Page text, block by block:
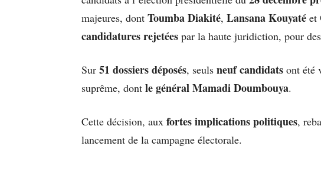
majeures, dont Toumba Diakité, Lansana Kouyaté et
candidatures rejetées par la haute juridiction, pour des
Sur 51 dossiers déposés, seuls neuf candidats ont été
suprême, dont le général Mamadi Doumbouya.
Cette décision, aux fortes implications politiques,
lancement de la campagne électorale.